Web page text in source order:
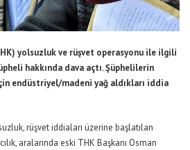
yolsuzluk ve rüşvet operasyonu ile ilgili
hakkında dava açtı. Şüphelilerin
endüstriyel/madeni yağ aldıkları iddia
rüşvet iddiaları üzerine başlatılan
aralarında eski THK Başkanı Osman